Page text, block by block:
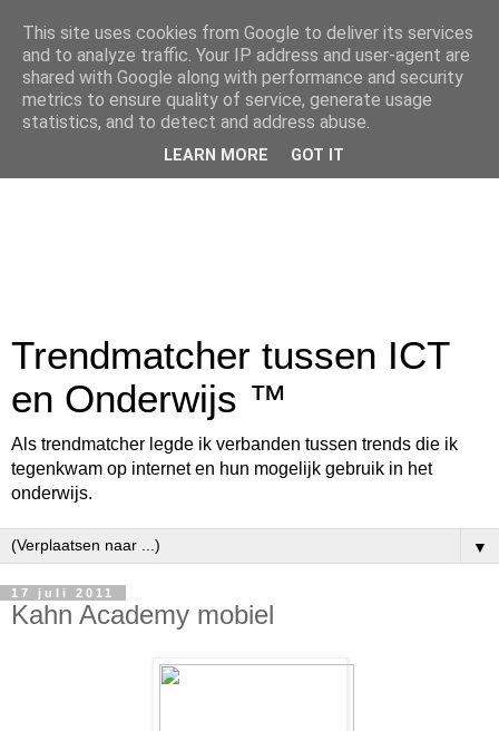
Trendmatcher tussen ICT
en Onderwijs ™
Als trendmatcher legde ik verbanden tussen trends die ik
tegenkwam op internet en hun mogelijk gebruik in het
onderwijs.
▼
17 juli 2011
Kahn Academy mobiel
This site uses cookies from Google to deliver its services
and to analyze traffic. Your IP address and user-agent are
shared with Google along with performance and security
metrics to ensure quality of service, generate usage
statistics, and to detect and address abuse.
LEARN MORE GOT IT